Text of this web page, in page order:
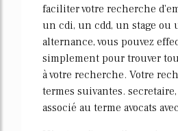
faciliter votre recherche
un cdi, un cdd, un stage ou
alternance, vous pouvez
simplement pour trouver
à votre recherche. Votre
termes suivantes.
associé au terme avocats